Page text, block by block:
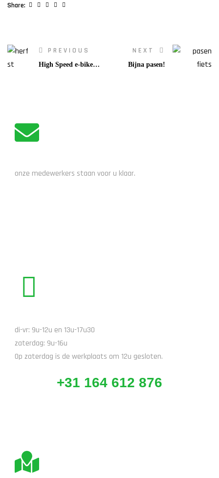
Share: Facebook
TwitterLinkedinGoogle+
PREVIOUS
High Speed e-bike
NEXT
Bijna pasen!
onze medewerkers staan voor u klaar.
di-vr: 9u-12u en 13u-17u30
zaterdag: 9u-16u
Op zaterdag is de werkplaats om 12u gesloten.
+31 164 612 876